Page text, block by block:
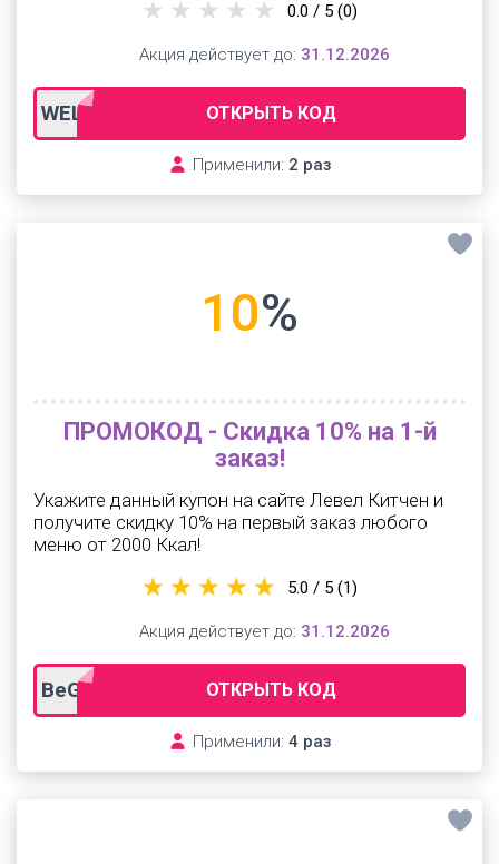
WELCOME ОТКРЫТЬ КОД
Применили: 2 раз
0.0 / 5 (0)
Акция действует до: 31.12.2026
10%
ПРОМОКОД - Скидка 10% на 1-й
заказ!
Укажите данный купон на сайте Левел Китчен и
получите скидку 10% на первый заказ любого
меню от 2000 Ккал!
BeGood ОТКРЫТЬ КОД
Применили: 4 раз
5.0 / 5 (1)
Акция действует до: 31.12.2026